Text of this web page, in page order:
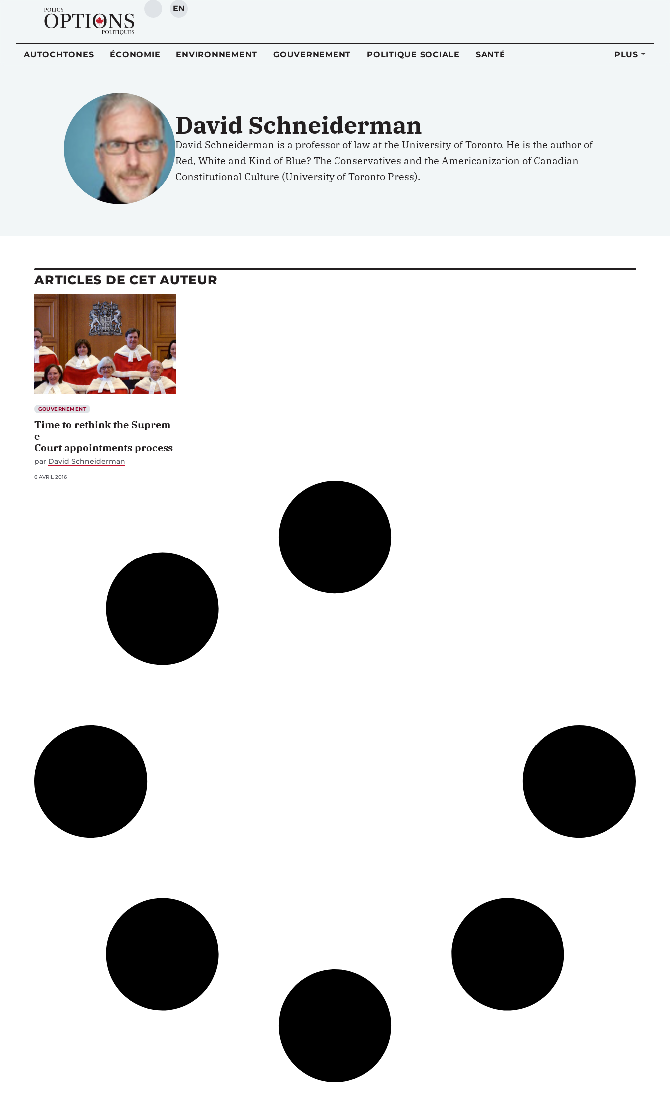
RECHERCHE
EN
AUTOCHTONES ÉCONOMIE ENVIRONNEMENT GOUVERNEMENT POLITIQUE SOCIALE SANTÉ PLUS
David Schneiderman
David Schneiderman is a professor of law at the University of Toronto. He is the author of
Red, White and Kind of Blue? The Conservatives and the Americanization of Canadian
Constitutional Culture (University of Toronto Press).
ARTICLES DE CET AUTEUR
GOUVERNEMENT
Time to rethink the Suprem
e
Court appointments process
par David Schneiderman
6 AVRIL 2016